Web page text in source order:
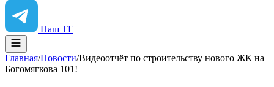
Наш ТГ
Главная/Новости/Видеоотчёт по строительству нового ЖК на
Богомягкова 101!